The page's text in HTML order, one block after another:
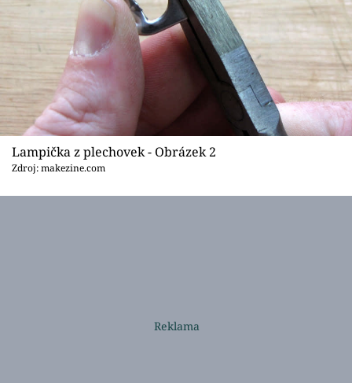
Lampička z plechovek - Obrázek 2
Zdroj: makezine.com